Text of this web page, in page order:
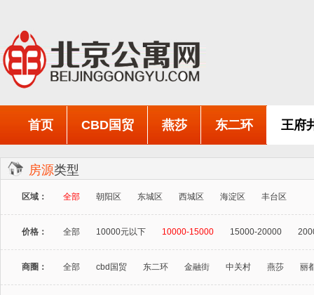
首页 CBD国贸 燕莎 东二环 王府
房源类型
区域： 全部 朝阳区 东城区 西城区 海淀区 丰台区
价格： 全部 10000元以下 10000-15000 15000-20000
商圈： 全部 cbd国贸 东二环 金融街 中关村 燕莎 丽